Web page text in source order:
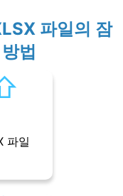
파일의 잠
법
파일